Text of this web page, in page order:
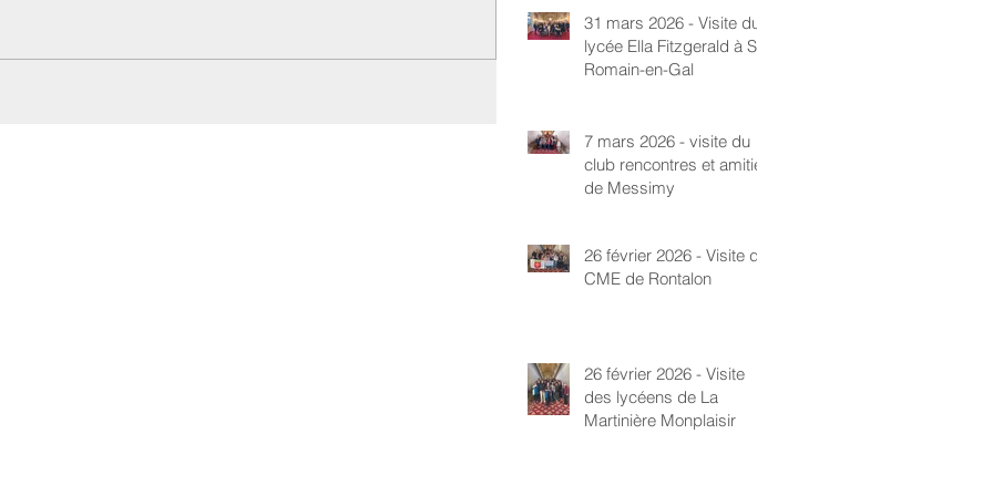
31 mars 2026 - Visite du
lycée Ella Fitzgerald à St-
Romain-en-Gal
7 mars 2026 - visite du
club rencontres et amitié
de Messimy
26 février 2026 - Visite du
CME de Rontalon
26 février 2026 - Visite
des lycéens de La
Martinière Monplaisir